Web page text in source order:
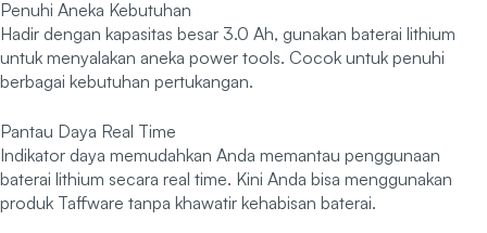
Penuhi Aneka Kebutuhan
Hadir dengan kapasitas besar 3.0 Ah, gunakan baterai lithium
untuk menyalakan aneka power tools. Cocok untuk penuhi
berbagai kebutuhan pertukangan.
Pantau Daya Real Time
Indikator daya memudahkan Anda memantau penggunaan
baterai lithium secara real time. Kini Anda bisa menggunakan
produk Taffware tanpa khawatir kehabisan baterai.